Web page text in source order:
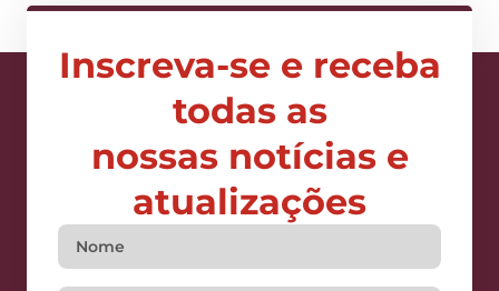
Inscreva-se e receba
todas as
nossas notícias e
atualizações